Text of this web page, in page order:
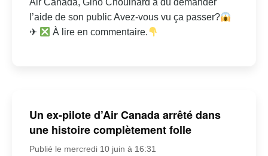
Air Canada, Gino Chouinard a dû demander
l’aide de son public Avez-vous vu ça passer?
✈
À lire en commentaire.
Un ex-pilote d’Air Canada arrêté dans
une histoire complètement folle
Publié le mercredi 10 juin à 16:31